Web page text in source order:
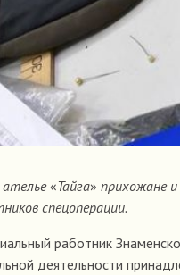
ателье «Тайга» прихожане
спецоперации.
работник
деятельности